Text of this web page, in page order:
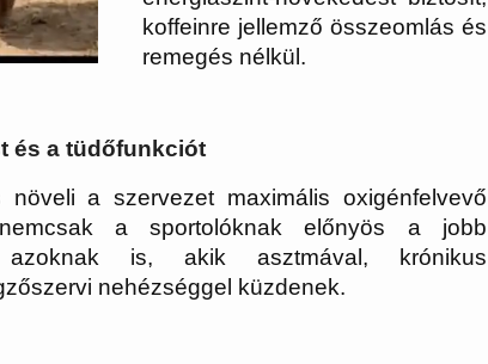
koffeinre jellemző összeomlás és
remegés nélkül.
és a tüdőfunkciót
a szervezet maximális oxigénfelvevő
a sportolóknak előnyös a jobb
is, akik asztmával, krónikus
nehézséggel küzdenek.